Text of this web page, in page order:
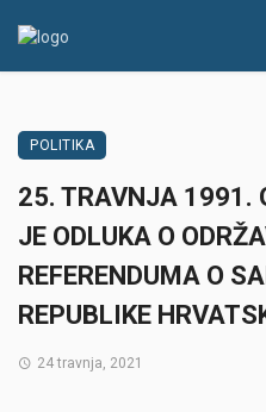
POLITIKA
25. TRAVNJA 1991.
JE ODLUKA O
REFERENDUMA O
REPUBLIKE
24 travnja, 2021